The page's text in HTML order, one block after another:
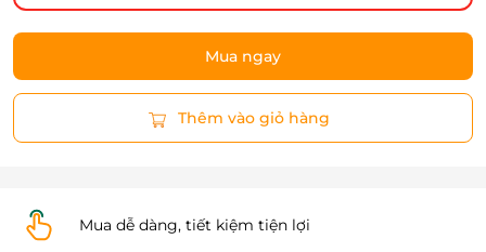
Mua ngay
Thêm vào giỏ hàng
Mua dễ dàng, tiết kiệm tiện lợi